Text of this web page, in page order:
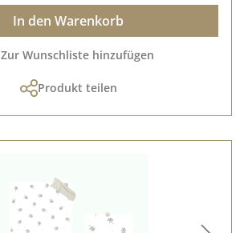
In den Warenkorb
Zur Wunschliste hinzufügen
Produkt teilen